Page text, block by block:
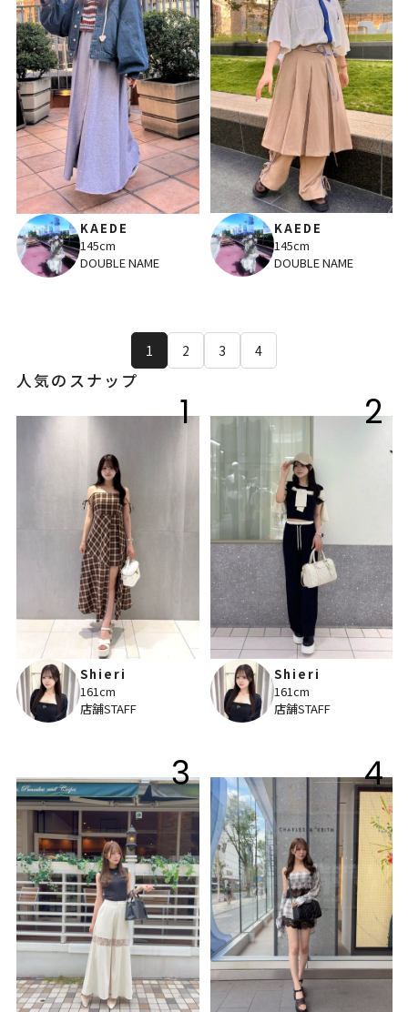
KAEDE
145cm
DOUBLE NAME
KAEDE
145cm
DOUBLE NAME
1 2 3 4
人気のスナップ
1
Shieri
161cm
店舗STAFF
2
Shieri
161cm
店舗STAFF
3 4